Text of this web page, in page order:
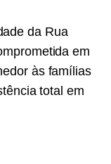
da Rua
em
às famílias
total em